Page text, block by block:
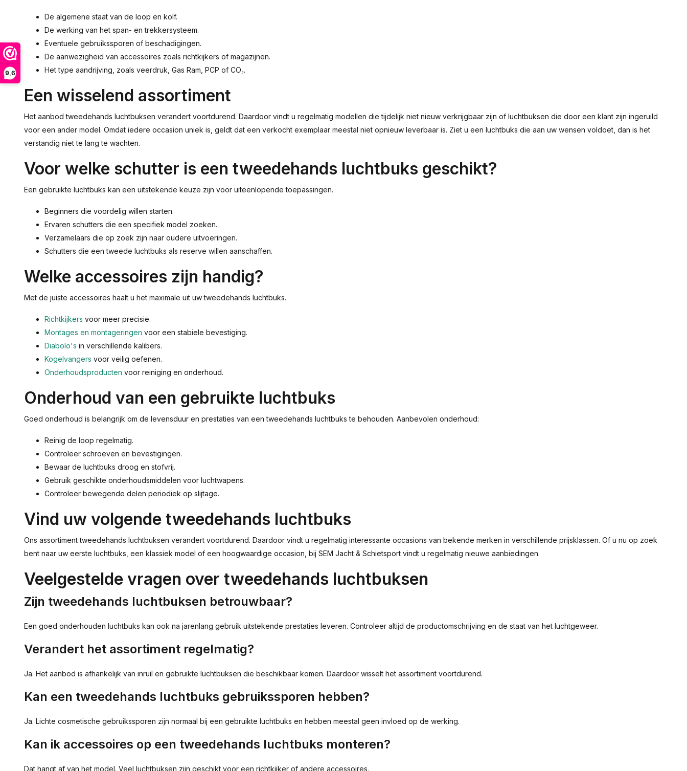
9,6
De algemene staat van de loop en kolf.
De werking van het span- en trekkersysteem.
Eventuele gebruikssporen of beschadigingen.
De aanwezigheid van accessoires zoals richtkijkers of magazijnen.
Het type aandrijving, zoals veerdruk, Gas Ram, PCP of CO₂.
Een wisselend assortiment
Het aanbod tweedehands luchtbuksen verandert voortdurend. Daardoor vindt u regelmatig modellen die tijdelijk niet nieuw verkrijgbaar zijn of luchtbuksen die door een klant zijn ingeruild
voor een ander model. Omdat iedere occasion uniek is, geldt dat een verkocht exemplaar meestal niet opnieuw leverbaar is. Ziet u een luchtbuks die aan uw wensen voldoet, dan is het
verstandig niet te lang te wachten.
Voor welke schutter is een tweedehands luchtbuks geschikt?
Een gebruikte luchtbuks kan een uitstekende keuze zijn voor uiteenlopende toepassingen.
Beginners die voordelig willen starten.
Ervaren schutters die een specifiek model zoeken.
Verzamelaars die op zoek zijn naar oudere uitvoeringen.
Schutters die een tweede luchtbuks als reserve willen aanschaffen.
Welke accessoires zijn handig?
Met de juiste accessoires haalt u het maximale uit uw tweedehands luchtbuks.
Richtkijkers voor meer precisie.
Montages en montageringen voor een stabiele bevestiging.
Diabolo's in verschillende kalibers.
Kogelvangers voor veilig oefenen.
Onderhoudsproducten voor reiniging en onderhoud.
Onderhoud van een gebruikte luchtbuks
Goed onderhoud is belangrijk om de levensduur en prestaties van een tweedehands luchtbuks te behouden. Aanbevolen onderhoud:
Reinig de loop regelmatig.
Controleer schroeven en bevestigingen.
Bewaar de luchtbuks droog en stofvrij.
Gebruik geschikte onderhoudsmiddelen voor luchtwapens.
Controleer bewegende delen periodiek op slijtage.
Vind uw volgende tweedehands luchtbuks
Ons assortiment tweedehands luchtbuksen verandert voortdurend. Daardoor vindt u regelmatig interessante occasions van bekende merken in verschillende prijsklassen. Of u nu op zoek
bent naar uw eerste luchtbuks, een klassiek model of een hoogwaardige occasion, bij SEM Jacht & Schietsport vindt u regelmatig nieuwe aanbiedingen.
Veelgestelde vragen over tweedehands luchtbuksen
Zijn tweedehands luchtbuksen betrouwbaar?
Een goed onderhouden luchtbuks kan ook na jarenlang gebruik uitstekende prestaties leveren. Controleer altijd de productomschrijving en de staat van het luchtgeweer.
Verandert het assortiment regelmatig?
Ja. Het aanbod is afhankelijk van inruil en gebruikte luchtbuksen die beschikbaar komen. Daardoor wisselt het assortiment voortdurend.
Kan een tweedehands luchtbuks gebruikssporen hebben?
Ja. Lichte cosmetische gebruikssporen zijn normaal bij een gebruikte luchtbuks en hebben meestal geen invloed op de werking.
Kan ik accessoires op een tweedehands luchtbuks monteren?
Dat hangt af van het model. Veel luchtbuksen zijn geschikt voor een richtkijker of andere accessoires.